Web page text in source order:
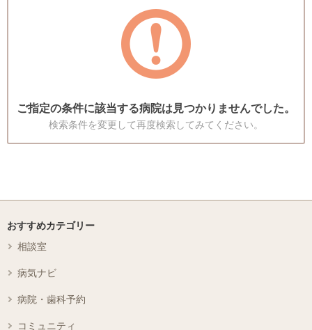
ご指定の条件に該当する病院は見つかりませんでした。
検索条件を変更して再度検索してみてください。
おすすめカテゴリー
相談室
病気ナビ
病院・歯科予約
コミュニティ